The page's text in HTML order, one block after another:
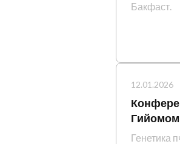
Бакфаст.
12.01.2026
Генетика